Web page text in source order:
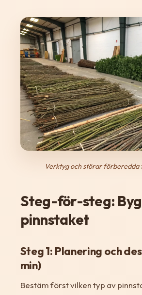
Verktyg och störar
Steg-för-steg:
pinnstaket
Steg 1: Planering och
min)
Bestäm först vilken typ av